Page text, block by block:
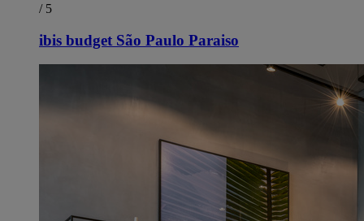
/ 5
ibis budget São Paulo Paraiso